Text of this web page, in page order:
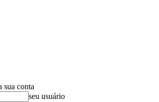
sua conta
seu usuário